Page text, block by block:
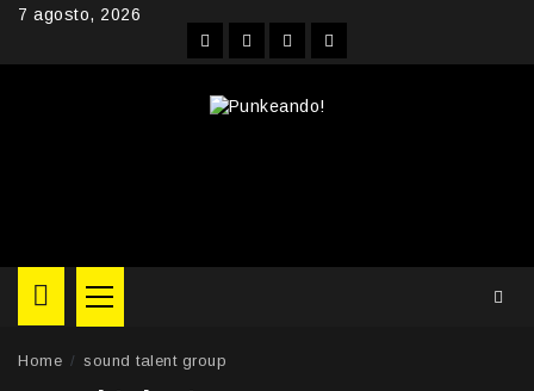
Skip7 agosto, 2026
FacebookInstagram
YouTubeTwitter
Primary
Menu
Home sound talent group